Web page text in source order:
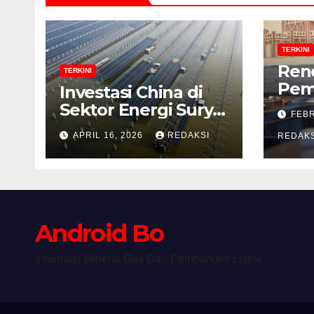
TERKINI
Investasi China di
Sektor Energi Surya:
Peluang dan
Strategi Indonesia?
APRIL 16, 2026 REDAKSI
TERKINI
Android Bo